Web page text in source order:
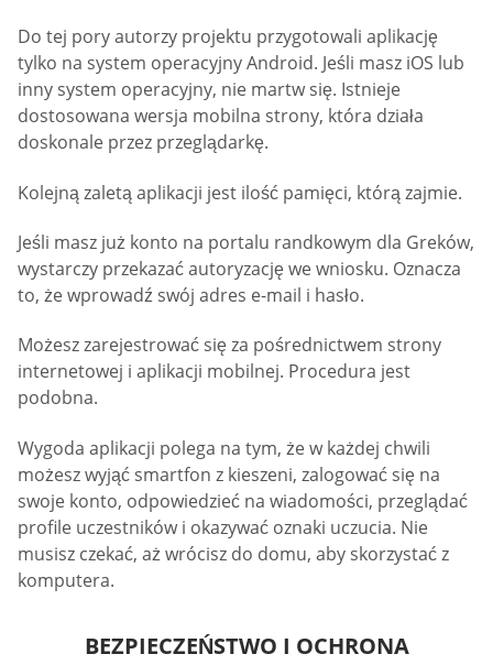
Do tej pory autorzy projektu przygotowali aplikację
tylko na system operacyjny Android. Jeśli masz iOS lub
inny system operacyjny, nie martw się. Istnieje
dostosowana wersja mobilna strony, która działa
doskonale przez przeglądarkę.
Kolejną zaletą aplikacji jest ilość pamięci, którą zajmie.
Jeśli masz już konto na portalu randkowym dla Greków,
wystarczy przekazać autoryzację we wniosku. Oznacza
to, że wprowadź swój adres e-mail i hasło.
Możesz zarejestrować się za pośrednictwem strony
internetowej i aplikacji mobilnej. Procedura jest
podobna.
Wygoda aplikacji polega na tym, że w każdej chwili
możesz wyjąć smartfon z kieszeni, zalogować się na
swoje konto, odpowiedzieć na wiadomości, przeglądać
profile uczestników i okazywać oznaki uczucia. Nie
musisz czekać, aż wrócisz do domu, aby skorzystać z
komputera.
BEZPIECZEŃSTWO I OCHRONA